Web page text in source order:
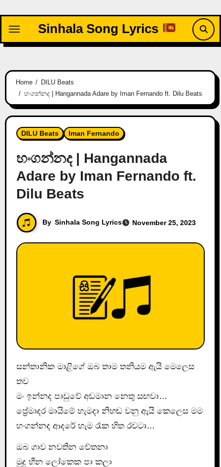
content
Sinhala Song Lyrics
Home
DILU Beats
හංගන්නද | Hangannada Adare by Iman Fernando ft. Dilu Beats
DILU Beats Iman Fernando
හංගන්නද | Hangannada
Adare by Iman Fernando ft.
Dilu Beats
By Sinhala Song Lyrics November 25, 2023
සන්තානික මාළිගේ ඔබ තාම තනියම ඇයි මෙලෙස
තව
මං ඉන්නද පාඩුවේ අඩමාන නෙතු සඟවා…
ප්‍රේමාදර මායිමේ හැමදා නිහඬ වනු ඇයි කෙලෙස මම
හංගන්නද ආදරේ හැම රෑක හිත රවටා…
ඔබ ගාව නවතින චේතනා
මුදු හීන ලෝකෙක පා කලා